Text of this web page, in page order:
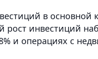
в основной
инвестиций
и операциях с